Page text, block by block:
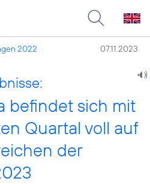
2022 07.11.2023
befindet sich mit
Quartal voll auf
der